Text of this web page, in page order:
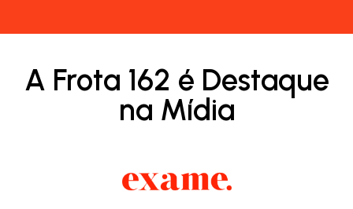
A Frota 162 é Destaque
na Mídia